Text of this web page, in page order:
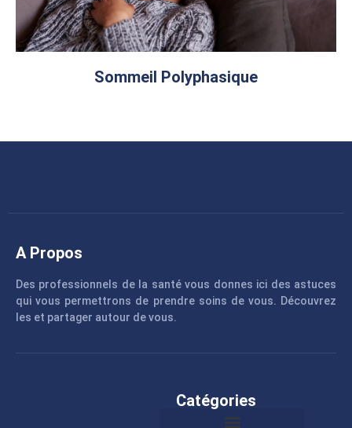
Sommeil Polyphasique
A Propos
Des professionnels de la santé vous donnes ici des astuces
qui vous permettrons de prendre soins de vous. Découvrez
les et partager autour de vous.
Catégories